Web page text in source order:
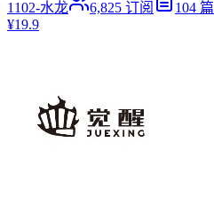
1102-水龙 6,825 订阅 104 篇
¥19.9